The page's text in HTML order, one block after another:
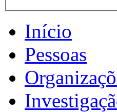
Início
Pessoas